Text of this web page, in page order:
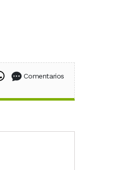
en Facebook
en X (Twitter)
Compartir en WhatsApp
Comentarios